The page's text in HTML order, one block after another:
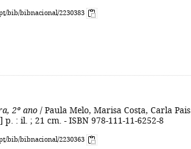
bib/bibnacional/2230383
2º ano / Paula Melo, Marisa Costa, Carla
p. : il. ; 21 cm. - ISBN 978-111-11-6252-8
bib/bibnacional/2230363